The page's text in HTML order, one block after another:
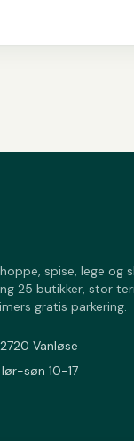
spise, lege og
25 butikker, stor
gratis parkering.
Vanløse
søn 10-17